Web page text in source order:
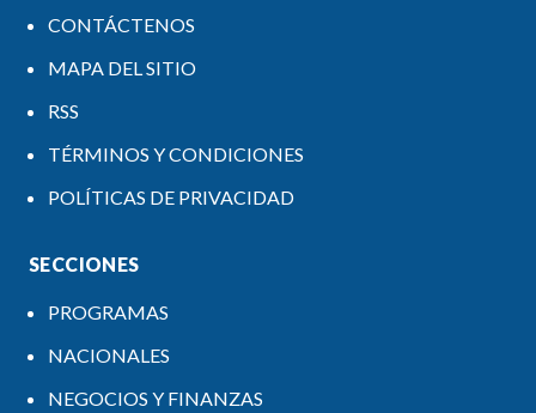
CONTÁCTENOS
MAPA DEL SITIO
RSS
TÉRMINOS Y CONDICIONES
POLÍTICAS DE PRIVACIDAD
SECCIONES
PROGRAMAS
NACIONALES
NEGOCIOS Y FINANZAS